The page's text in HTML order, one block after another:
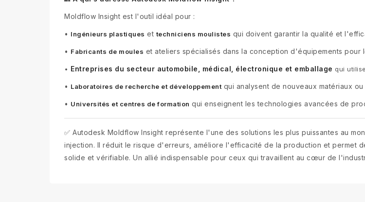
Moldflow Insight est l'outil idéal pour :
• Ingénieurs plastiques et techniciens moulistes qui doivent garantir la qualité et
• Fabricants de moules et ateliers spécialisés dans la conception d'équipements pour
• Entreprises du secteur automobile, médical, électronique et emballage qui
• Laboratoires de recherche et développement qui analysent de nouveaux matériaux
• Universités et centres de formation qui enseignent les technologies avancées de
✅ Autodesk Moldflow Insight représente l'une des solutions les plus puissantes au
injection. Il réduit le risque d'erreurs, améliore l'efficacité de la production et permet
solide et vérifiable. Un allié indispensable pour ceux qui travaillent au cœur de